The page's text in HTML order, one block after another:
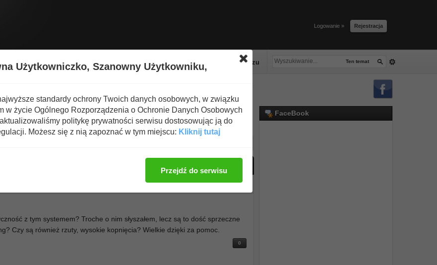
Logowanie » Rejestracja
Ten temat
Spalacze tłuszczu
Wyświetl nową zawartość
#1
z tym systemem? Troche o nim słyszałem, lecz są to dość sprzeczne
Czy są również rzuty, wysokie kopnięcia? Wielkie dzięki za pomoc.
0
FaceBook
Użytkowniczko, Szanowny Użytkowniku,
standardy ochrony Twoich danych osobowych, w związku
w życie Ogólnego Rozporządzenia o Ochronie Danych Osobowych
politykę prywatności serwisu dostosowując ją do
Możesz się z nią zapoznać w tym miejscu: Kliknij tutaj
Przejdź do serwisu